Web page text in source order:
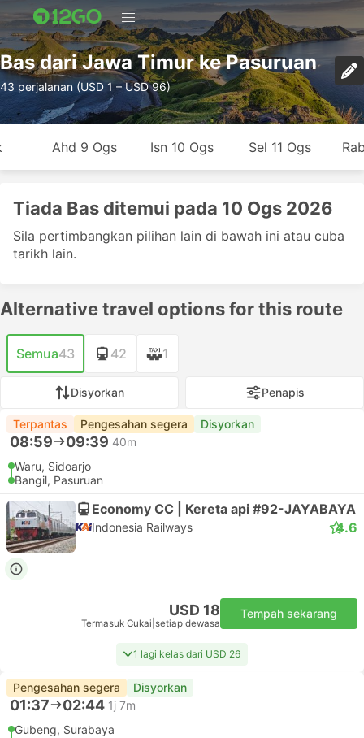
Bas dari Jawa Timur ke Pasuruan
43 perjalanan (USD 1 – USD 96)
Ahd 9 Ogs Isn 10 Ogs Sel 11 Ogs
Tiada Bas ditemui pada 10 Ogs 2026
Sila pertimbangkan pilihan lain di bawah ini atau cuba
tarikh lain.
Alternative travel options for this route
Semua43 42 1
Disyorkan Penapis
Terpantas Pengesahan segera Disyorkan
08:59 09:39 40m
Waru, Sidoarjo
Bangil, Pasuruan
Economy CC | Kereta api #92-JAYABAYA
Indonesia Railways 4.6
USD 18
Termasuk Cukai setiap dewasa
Tempah sekarang
1 lagi kelas dari USD 26
Pengesahan segera Disyorkan
01:37 02:44 1j 7m
Gubeng, Surabaya